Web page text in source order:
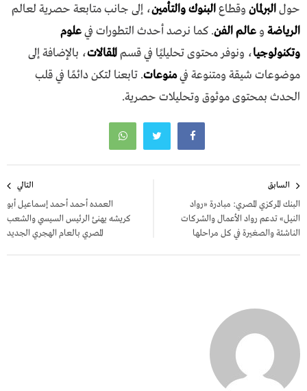
حولالبرلمان وقطاعالبنوك والتأمين، إلى جانب متابعة حصرية لعالم
الرياضة و عالم الفن. كما نرصد أحدث التطورات فيعلوم
وتكنولوجيا، ونوفر محتوى تحليليًا في قسمالمقالات، بالإضافة إلى
موضوعات شيقة ومتنوعة فيمنوعات. تابعنا لتكن دائمًا في قلب
الحدث بمحتوى موثوق وتحليلات حصرية.
المقالات
السابق
البنك المركزي المصري: مبادرة «رواد
النيل» تدعم رواد الأعمال والشركات
الناشئة والصغيرة في كل مراحلها
التالي
العمده أحمد أحمد إسماعيل أبو
كريشه يهنئ الرئيس السيسي والشعب
المصري بالعام الهجري الجديد